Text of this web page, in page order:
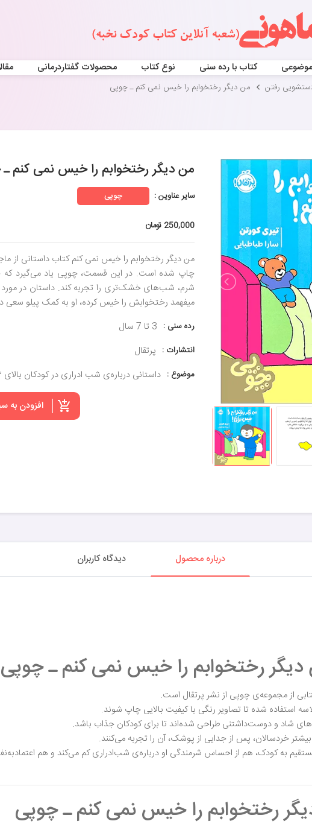
کتاب با رده سنی نوع کتاب محصولات گفتاردرمانی
رفتن من دیگر رختخوابم را خیس نمی کنم ـ چوپی
من دیگر رختخوابم را خیس نمی کنم
سایر عناوین : چوپی
250,000 تومان
من دیگر رختخوابم را خیس نمی کنم کتاب داستانی از
چاپ شده است. در این قسمت، چوپی یاد می‌گیرد که
شرم، شب‌های خشک‌تری را تجربه کند. داستان در
میفهمد رختخوابش را خیس کرده، او به کمک پیلو سعی
رده سنی : 3 تا 7 سال
انتشارات : پرتقال
موضوع : داستانی درباره‌ی شب ادراری در کودکان بالای ۳ سال
افزودن به
درباره محصول دیدگاه کاربران
رختخوابم را خیس نمی کنم ـ چوپی
از مجموعه‌ی چوپی از نشر پرتقال است.
استفاده شده تا تصاویر رنگی با کیفیت بالایی چاپ شوند.
شاد و دوست‌داشتنی طراحی شده‌اند تا برای کودکان جذاب باشد.
خردسالان، پس از جدایی از پوشک، آن را تجربه می‌کنند.
به کودک، هم از احساس شرمندگی او درباره‌ی شب‌ادراری کم می‌کند و هم
رختخوابم را خیس نمی کنم ـ چوپی